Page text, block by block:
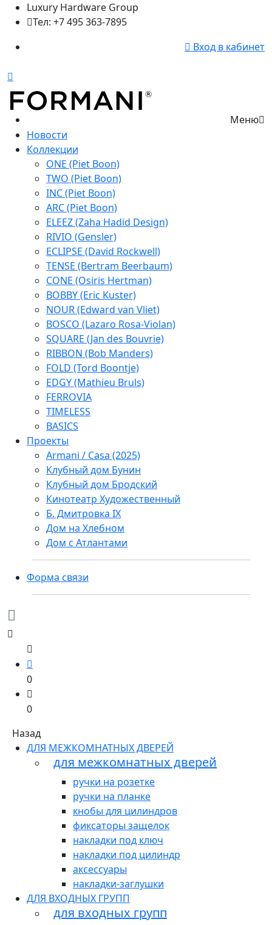
Luxury Hardware Group
Тел: +7 495 363-7895
Вход в кабинет
Меню
Новости
Коллекции
ONE (Piet Boon)
TWO (Piet Boon)
INC (Piet Boon)
ARC (Piet Boon)
ELEEZ (Zaha Hadid Design)
RIVIO (Gensler)
ECLIPSE (David Rockwell)
TENSE (Bertram Beerbaum)
CONE (Osiris Hertman)
BOBBY (Eric Kuster)
NOUR (Edward van Vliet)
BOSCO (Lazaro Rosa-Violan)
SQUARE (Jan des Bouvrie)
RIBBON (Bob Manders)
FOLD (Tord Boontje)
EDGY (Mathieu Bruls)
FERROVIA
TIMELESS
BASICS
Проекты
Armani / Casa (2025)
Клубный дом Бунин
Клубный дом Бродский
Кинотеатр Художественный
Б. Дмитровка IX
Дом на Хлебном
Дом с Атлантами
Форма связи
0
0
Назад
ДЛЯ МЕЖКОМНАТНЫХ ДВЕРЕЙ
для межкомнатных дверей
ручки на розетке
ручки на планке
кнобы для цилиндров
фиксаторы защелок
накладки под ключ
накладки под цилиндр
аксессуары
накладки-заглушки
ДЛЯ ВХОДНЫХ ГРУПП
для входных групп